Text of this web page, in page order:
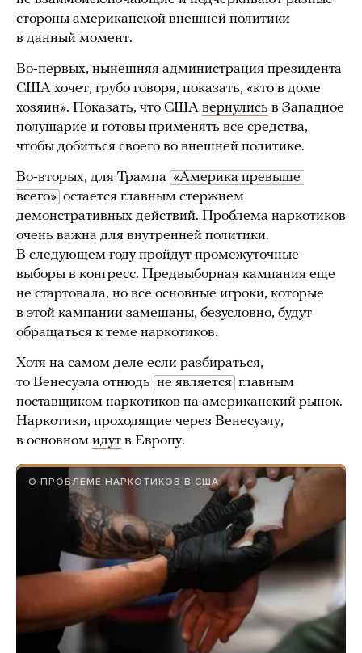
стороны американской внешней политики
в данный момент.
Во-первых, нынешняя администрация президента
США хочет, грубо говоря, показать, «кто в доме
хозяин». Показать, что США вернулись в Западное
полушарие и готовы применять все средства,
чтобы добиться своего во внешней политике.
Во-вторых, для Трампа «Америка превыше
всего» остается главным стержнем
демонстративных действий. Проблема наркотиков
очень важна для внутренней политики.
В следующем году пройдут промежуточные
выборы в конгресс. Предвыборная кампания еще
не стартовала, но все основные игроки, которые
в этой кампании замешаны, безусловно, будут
обращаться к теме наркотиков.
Хотя на самом деле если разбираться,
то Венесуэла отнюдь не является главным
поставщиком наркотиков на американский рынок.
Наркотики, проходящие через Венесуэлу,
в основном идут в Европу.
О ПРОБЛЕМЕ НАРКОТИКОВ В США